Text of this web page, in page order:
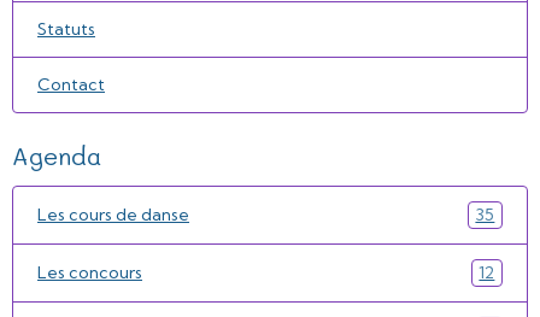
Statuts
Contact
Agenda
Les cours de danse 35
Les concours 12